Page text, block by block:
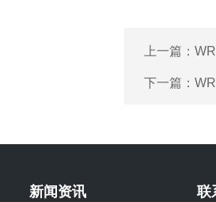
上一篇：
下一篇：
新闻资讯 联